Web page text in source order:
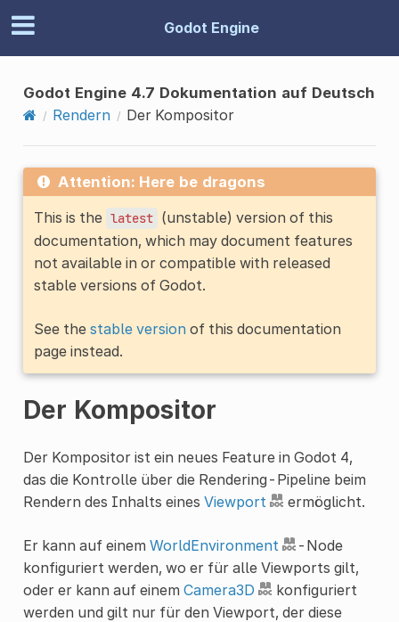
Godot Engine
Godot Engine 4.7 Dokumentation auf Deutsch
Rendern
Der Kompositor
Attention: Here be dragons
This is the latest (unstable) version of this
documentation, which may document features
not available in or compatible with released
stable versions of Godot.
See the stable versionof this documentation
page instead.
Der Kompositor
Der Kompositor ist ein neues Feature in Godot 4,
das die Kontrolle über die Rendering-Pipeline beim
Rendern des Inhalts eines Viewport ermöglicht.
Er kann auf einem WorldEnvironment
-Node
konfiguriert werden, wo er für alle Viewports gilt,
oder er kann auf einem Camera3D
konfiguriert
werden und gilt nur für den Viewport, der diese